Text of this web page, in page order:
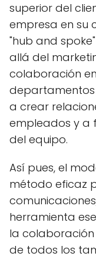
superior del
empresa en su
"hub and
allá del
colaboración
a crear
empleados y a
del equipo.
Así pues, el
método eficaz
herramienta
la colaboración
de todos los